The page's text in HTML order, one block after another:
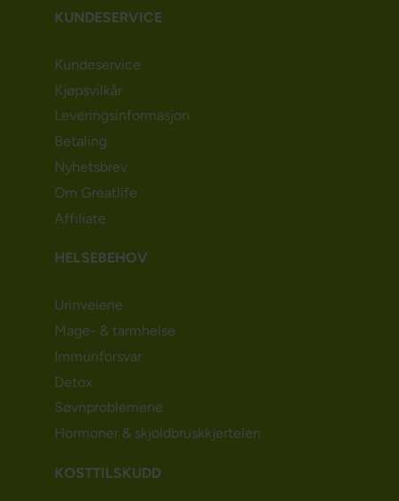
KUNDESERVICE
Kundeservice
Kjøpsvilkår
Leveringsinformasjon
Betaling
Nyhetsbrev
Om Greatlife
Affiliate
HELSEBEHOV
Urinveiene
Mage- & tarmhelse
Immunforsvar
Detox
Søvnproblemene
Hormoner & skjoldbruskkjertelen
KOSTTILSKUDD